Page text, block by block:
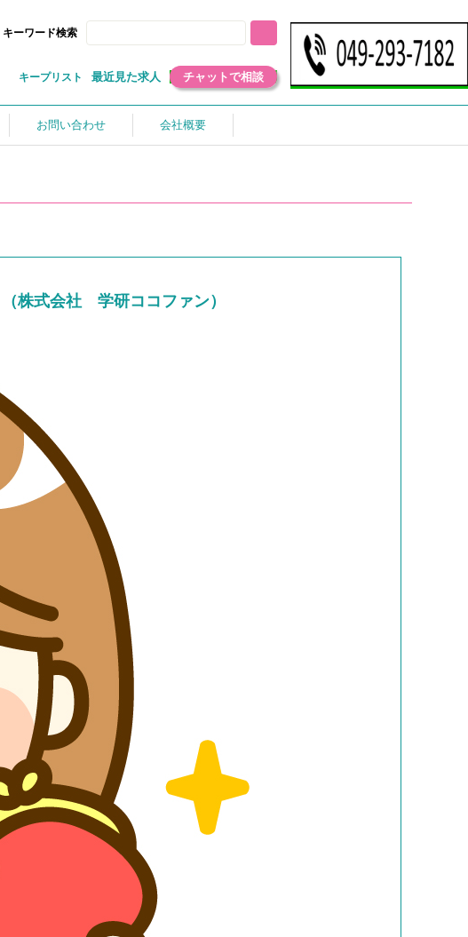
キーワード検索
キープリスト 最近見た求人 チャットで相談
お問い合わせ 会社概要
株式会社 学研ココファン）